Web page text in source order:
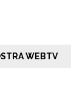
WEBTV